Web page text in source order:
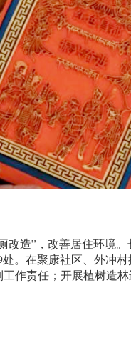
造”，改善居住环境。
。在聚康社区、外冲
作责任；开展植树造